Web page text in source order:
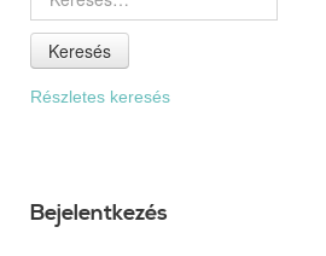
Keresés
Részletes keresés
Bejelentkezés